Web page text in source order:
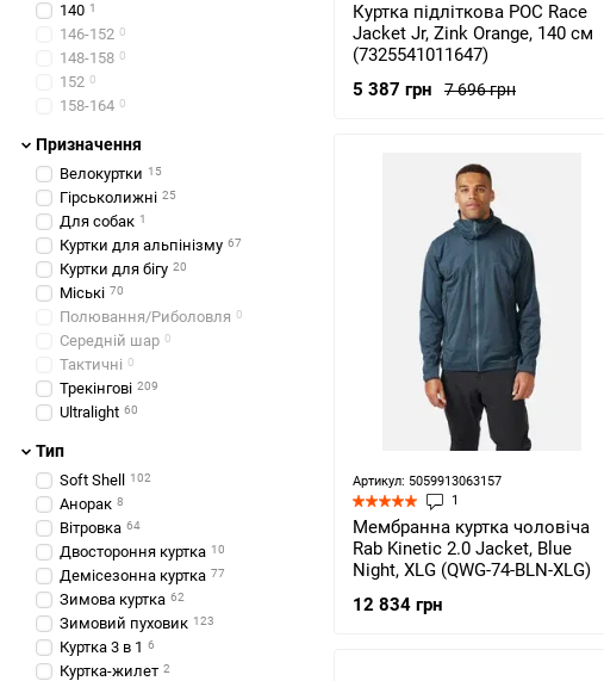
Куртка підліткова POC Race
Jacket Jr, Zink Orange, 140 см
(7325541011647)
7 696 грн
5 387 грн
Артикул: 5059913063157
1
Мембранна куртка чоловіча
Rab Kinetic 2.0 Jacket, Blue
Night, XLG (QWG-74-BLN-XLG)
12 834 грн
140 1
146-152 0
148-158 0
152 0
158-164 0
Призначення
Велокуртки 15
Гірськолижні 25
Для собак 1
Куртки для альпінізму 67
Куртки для бігу 20
Міські 70
Полювання/Риболовля 0
Середній шар 0
Тактичні 0
Трекінгові 209
Ultralight 60
Тип
Soft Shell 102
Анорак 8
Вітровка 64
Двостороння куртка 10
Демісезонна куртка 77
Зимова куртка 62
Зимовий пуховик 123
Куртка 3 в 1 6
Куртка-жилет 2